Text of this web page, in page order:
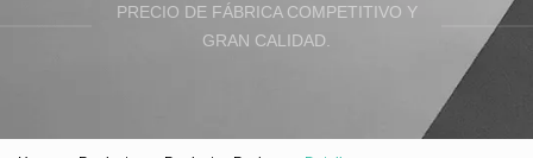
PRECIO DE FÁBRICA COMPETITIVO Y
GRAN CALIDAD.